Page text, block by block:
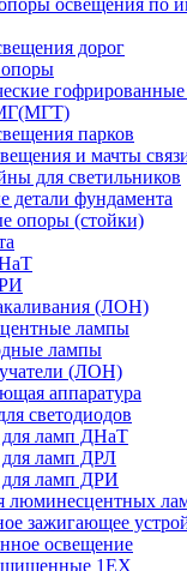
освещения по
дорог
парков
и мачты
для светильников
детали фундамента
опоры (стойки)
(ЛОН)
лампы
лампы
(ЛОН)
аппаратура
светодиодов
для ламп ДНаТ
для ламп ДРЛ
для ламп ДРИ
люминесцентных
зажигающее
освещение
1ЕХ